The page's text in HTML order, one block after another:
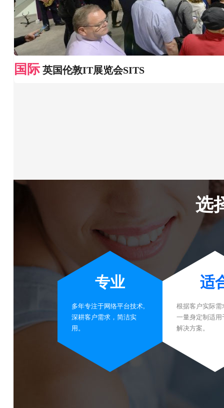
国际 英国伦敦IT展览会SITS
选
专业
多年专注于网络平台技术,
深耕客户需求，简洁实
用。
适
根据客户实际
一量身定制适
解决方案。